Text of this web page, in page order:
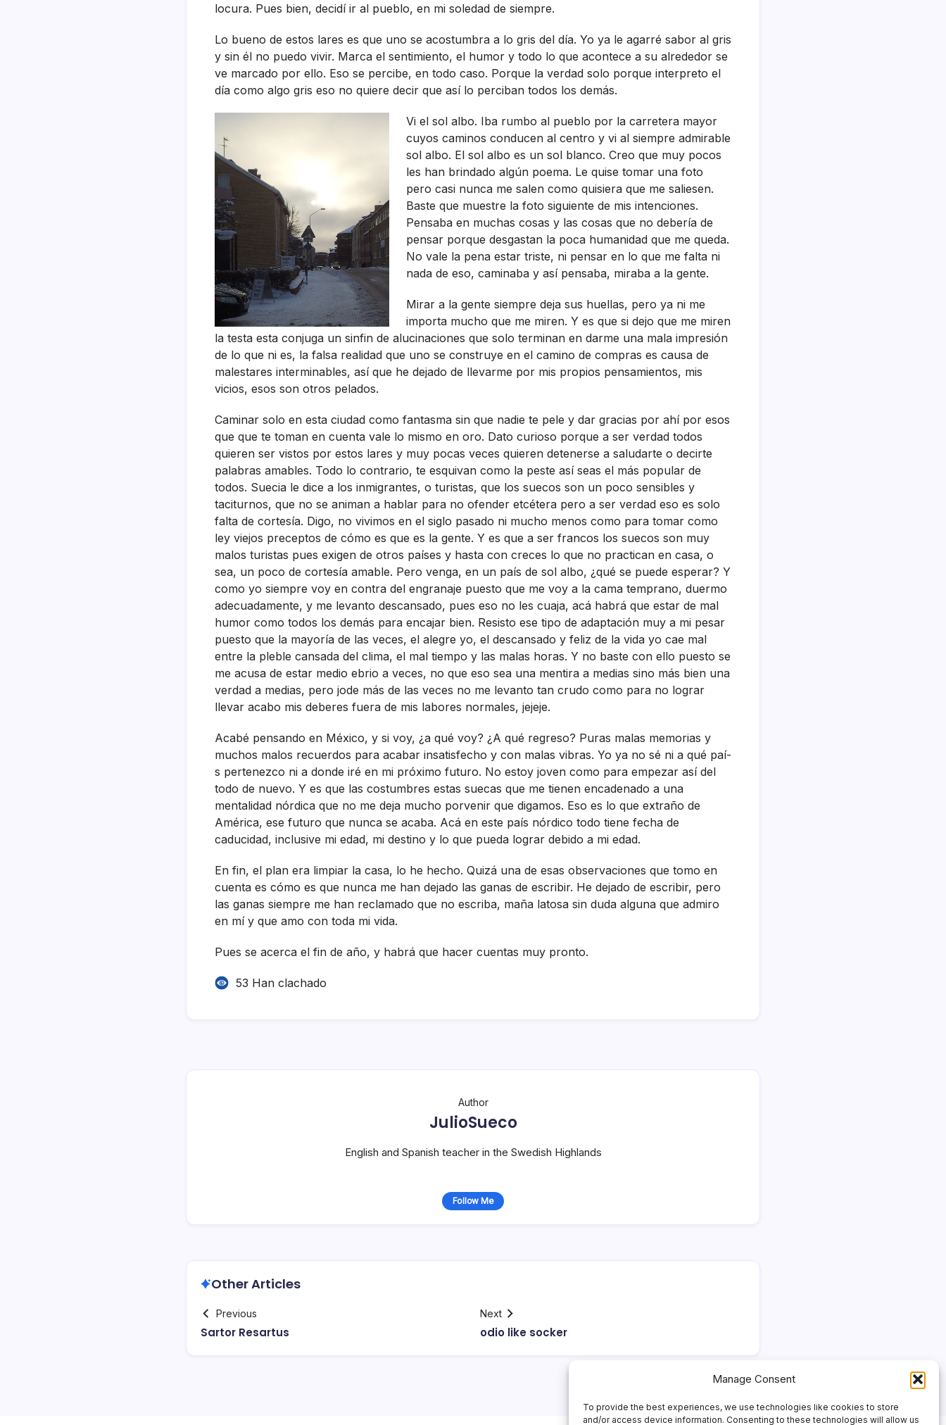
Manage Consent
To provide the best experiences, we use technologies like cookies to store
and/or access device information. Consenting to these technologies will allow us
locura. Pues bien, decidí­ ir al pueblo, en mi soledad de siempre.
Lo bueno de estos lares es que uno se acostumbra a lo gris del dí­a. Yo ya le agarré sabor al gris
y sin él no puedo vivir. Marca el sentimiento, el humor y todo lo que acontece a su alrededor se
ve marcado por ello. Eso se percibe, en todo caso. Porque la verdad solo porque interpreto el
dí­a como algo gris eso no quiere decir que así­ lo perciban todos los demás.
Vi el sol albo. Iba rumbo al pueblo por la carretera mayor
cuyos caminos conducen al centro y vi al siempre admirable
sol albo. El sol albo es un sol blanco. Creo que muy pocos
les han brindado algún poema. Le quise tomar una foto
pero casi nunca me salen como quisiera que me saliesen.
Baste que muestre la foto siguiente de mis intenciones.
Pensaba en muchas cosas y las cosas que no deberí­a de
pensar porque desgastan la poca humanidad que me queda.
No vale la pena estar triste, ni pensar en lo que me falta ni
nada de eso, caminaba y así­ pensaba, miraba a la gente.
Mirar a la gente siempre deja sus huellas, pero ya ni me
importa mucho que me miren. Y es que si dejo que me miren
la testa esta conjuga un sinfin de alucinaciones que solo terminan en darme una mala impresión
de lo que ni es, la falsa realidad que uno se construye en el camino de compras es causa de
malestares interminables, así­ que he dejado de llevarme por mis propios pensamientos, mis
vicios, esos son otros pelados.
Caminar solo en esta ciudad como fantasma sin que nadie te pele y dar gracias por ahí­ por esos
que que te toman en cuenta vale lo mismo en oro. Dato curioso porque a ser verdad todos
quieren ser vistos por estos lares y muy pocas veces quieren detenerse a saludarte o decirte
palabras amables. Todo lo contrario, te esquivan como la peste así­ seas el más popular de
todos. Suecia le dice a los inmigrantes, o turistas, que los suecos son un poco sensibles y
taciturnos, que no se animan a hablar para no ofender etcétera pero a ser verdad eso es solo
falta de cortesí­a. Digo, no vivimos en el siglo pasado ni mucho menos como para tomar como
ley viejos preceptos de cómo es que es la gente. Y es que a ser francos los suecos son muy
malos turistas pues exigen de otros paí­ses y hasta con creces lo que no practican en casa, o
sea, un poco de cortesí­a amable. Pero venga, en un paí­s de sol albo, ¿qué se puede esperar? Y
como yo siempre voy en contra del engranaje puesto que me voy a la cama temprano, duermo
adecuadamente, y me levanto descansado, pues eso no les cuaja, acá habrá que estar de mal
humor como todos los demás para encajar bien. Resisto ese tipo de adaptación muy a mi pesar
puesto que la mayorí­a de las veces, el alegre yo, el descansado y feliz de la vida yo cae mal
entre la pleble cansada del clima, el mal tiempo y las malas horas. Y no baste con ello puesto se
me acusa de estar medio ebrio a veces, no que eso sea una mentira a medias sino más bien una
verdad a medias, pero jode más de las veces no me levanto tan crudo como para no lograr
llevar acabo mis deberes fuera de mis labores normales, jejeje.
Acabé pensando en México, y si voy, ¿a qué voy? ¿A qué regreso? Puras malas memorias y
muchos malos recuerdos para acabar insatisfecho y con malas vibras. Yo ya no sé ni a qué paí­
s pertenezco ni a donde iré en mi próximo futuro. No estoy joven como para empezar así­ del
todo de nuevo. Y es que las costumbres estas suecas que me tienen encadenado a una
mentalidad nórdica que no me deja mucho porvenir que digamos. Eso es lo que extraño de
América, ese futuro que nunca se acaba. Acá en este paí­s nórdico todo tiene fecha de
caducidad, inclusive mi edad, mi destino y lo que pueda lograr debido a mi edad.
En fin, el plan era limpiar la casa, lo he hecho. Quizá una de esas observaciones que tomo en
cuenta es cómo es que nunca me han dejado las ganas de escribir. He dejado de escribir, pero
las ganas siempre me han reclamado que no escriba, maña latosa sin duda alguna que admiro
en mí­ y que amo con toda mi vida.
Pues se acerca el fin de año, y habrá que hacer cuentas muy pronto.
53 Han clachado
Author
JulioSueco
English and Spanish teacher in the Swedish Highlands
Follow Me
Other Articles
Previous
Sartor Resartus
Next
odio like socker